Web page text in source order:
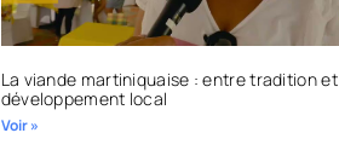
La viande martiniquaise : entre tradition et
développement local
Voir »